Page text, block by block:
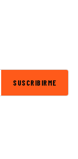
SUSCRIBIRME